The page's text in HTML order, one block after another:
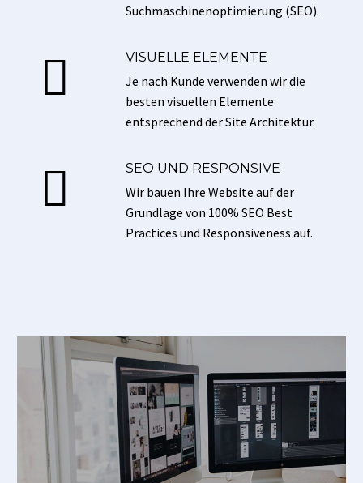
Suchmaschinenoptimierung (SEO).

 VISUELLE ELEMENTE
Je nach Kunde verwenden wir die
besten visuellen Elemente
entsprechend der Site Architektur.

 SEO UND RESPONSIVE
Wir bauen Ihre Website auf der
Grundlage von 100% SEO Best
Practices und Responsiveness auf.